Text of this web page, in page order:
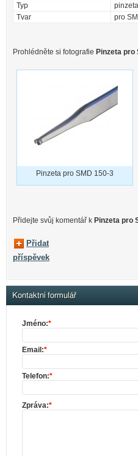
Typ
Tvar
pro
Prohlédněte si fotografie Pinzeta pro
Pinzeta pro SMD 150-3
Přidejte svůj komentář k Pinzeta pro
Přidat
příspěvek
Kontaktní formulář
Jméno:*
Email:*
Telefon:*
Zpráva:*